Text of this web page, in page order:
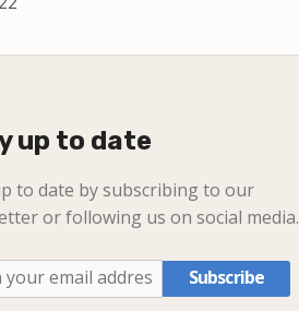
up to date
to date by subscribing to our
or following us on social media.
Subscribe